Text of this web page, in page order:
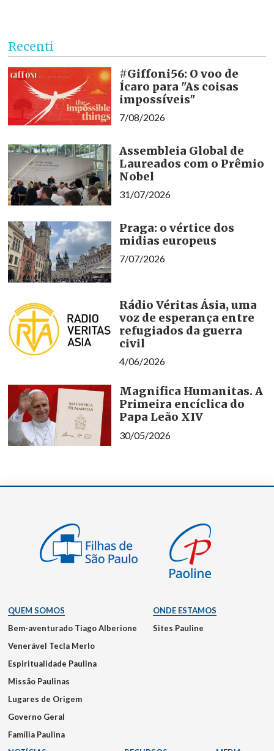
Recenti
#Giffoni56: O voo de
Ícaro para "As coisas
impossíveis"
7/08/2026
Assembleia Global de
Laureados com o Prêmio
Nobel
31/07/2026
Praga: o vértice dos
midias europeus
7/07/2026
Rádio Véritas Ásia, uma
voz de esperança entre
refugiados da guerra
civil
4/06/2026
Magnifica Humanitas. A
Primeira encíclica do
Papa Leão XIV
30/05/2026
QUEM SOMOS
Bem-aventurado Tiago Alberione
Venerável Tecla Merlo
Espiritualidade Paulina
Missão Paulinas
Lugares de Origem
Governo Geral
Família Paulina
ONDE ESTAMOS
Sites Pauline